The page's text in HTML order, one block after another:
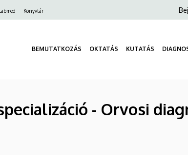
Könyvtár
BEMUTATKOZÁS OKTATÁS KUTATÁS
- Orvosi